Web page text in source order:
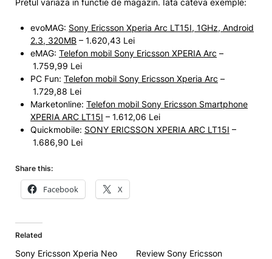
Pretul variaza in functie de magazin. Iata cateva exemple:
evoMAG: Sony Ericsson Xperia Arc LT15I, 1GHz, Android
2.3, 320MB – 1.620,43 Lei
eMAG: Telefon mobil Sony Ericsson XPERIA Arc –
1.759,99 Lei
PC Fun: Telefon mobil Sony Ericsson Xperia Arc –
1.729,88 Lei
Marketonline: Telefon mobil Sony Ericsson Smartphone
XPERIA ARC LT15I – 1.612,06 Lei
Quickmobile: SONY ERICSSON XPERIA ARC LT15I –
1.686,90 Lei
Share this:
Facebook X
Related
Sony Ericsson Xperia Neo
Review Sony Ericsson